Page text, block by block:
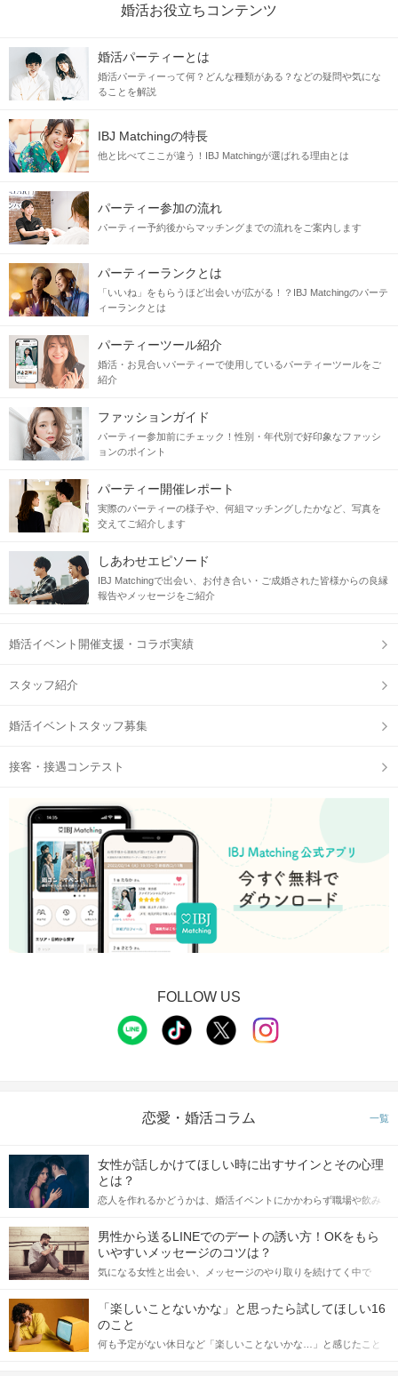
-ハンドクリーム-
保湿成分が配合されており、
これからの季節には手放せません！
今回はそんな必須アイテム
「ハンドクリーム」を作成します
♡
2人の思い出の品になるかも・・・？
《グループ交流で自然と距離が縮まる》
ワイワイ楽しみながら盛り上がれる♪
初心者の方でも安心してご参加いただけます！
《作品に個性が出て楽しい》
同じものを作っていても、
香りの違いなどでお話も広がる♡
＃有楽町 #ものづくり #ゆっくり話せる
当日の流れ
40・50代社会人クラブ
憩いの場にしたいという願いが込められています
の確認ができます♪
※当サークルは土日祝日を中心に定期的に活動を行います。
※※男女比は特に設けませんが大幅に偏らないように調整する場
合もあります。
費用は、参加時のみなのでお好きな時にご参加ください。
毎回ご参加いただいても、時々のご参加でも、
イベントの流れ
①公式アプリのダウンロード
に、ご協力をお願いいたします。
※上記①②が完了していない場合、
ご参加いただくことができません。
ン”へとご案内します
婚活お役立ちコンテンツ
婚活パーティーとは
婚活パーティーって何？どんな種類がある？などの疑問や気にな
ることを解説
IBJ Matchingの特長
他と比べてここが違う！IBJ Matchingが選ばれる理由とは
パーティー参加の流れ
パーティー予約後からマッチングまでの流れをご案内します
パーティーランクとは
「いいね」をもらうほど出会いが広がる！？IBJ Matchingのパーテ
ィーランクとは
パーティーツール紹介
婚活・お見合いパーティーで使用しているパーティーツールをご
紹介
ファッションガイド
パーティー参加前にチェック！性別・年代別で好印象なファッシ
ョンのポイント
パーティー開催レポート
実際のパーティーの様子や、何組マッチングしたかなど、写真を
交えてご紹介します
しあわせエピソード
IBJ Matchingで出会い、お付き合い・ご成婚された皆様からの良縁
報告やメッセージをご紹介
婚活イベント開催支援・コラボ実績
スタッフ紹介
婚活イベントスタッフ募集
接客・接遇コンテスト
FOLLOW US
恋愛・婚活コラム 一覧
女性が話しかけてほしい時に出すサインとその心理
とは？
恋人を作れるかどうかは、婚活イベントにかかわらず職場や飲み
てアプローチできるかにも左右されます。 これから恋人作りを本
格的に始めようとしている方は、女性が異性を求めて出すサイン
をしっかりと理解し、正しい行動に移せるかどうかが重要。 この
記事では、女性が話しかけて欲しい時に出すサインとその心理を
合にどのような行動に繋げるべきかをご紹介していきます。
男性から送るLINEでのデートの誘い方！OKをもら
いやすいメッセージのコツは？
気になる女性と出会い、メッセージのやり取りを続けてく中で
しかし、中には「どう誘ったらいいの？」とお困りの男性もいら
っしゃるのではないでしょうか。 そこで今回は、男性から女性へ
送るLINEでのデートの誘い方のコツをご紹介します。例文も混じ
えながら解説するので、ぜひ参考にしてください。
「楽しいことないかな」と思ったら試してほしい16
のこと
何も予定がない休日など「楽しいことないかな…」と感じたこと